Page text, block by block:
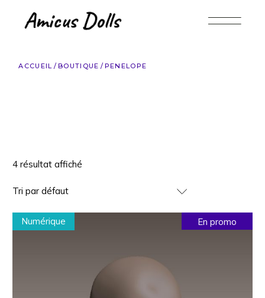
contenu
ACCUEIL BOUTIQUE PENELOPE
4 résultat affiché
Tri par défaut
En promo
Numérique